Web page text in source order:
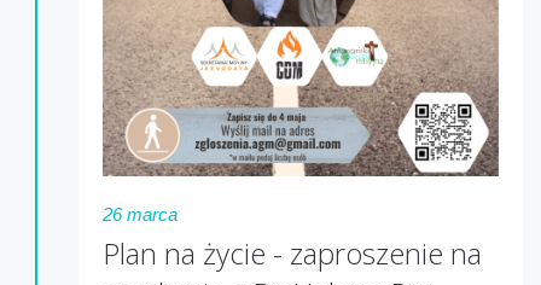
26 marca
Plan na życie - zaproszenie na